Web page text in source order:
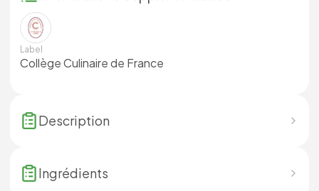
Label
Collège Culinaire de France
Description
Ingrédients